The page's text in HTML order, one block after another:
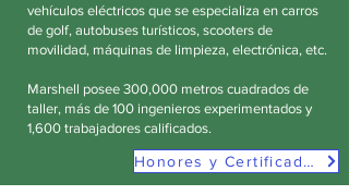
vehículos eléctricos que se especializa en carros
de golf, autobuses turísticos, scooters de
movilidad, máquinas de limpieza, electrónica, etc.
Marshell posee 300,000 metros cuadrados de
taller, más de 100 ingenieros experimentados y
1,600 trabajadores calificados.
Honores y Certificados